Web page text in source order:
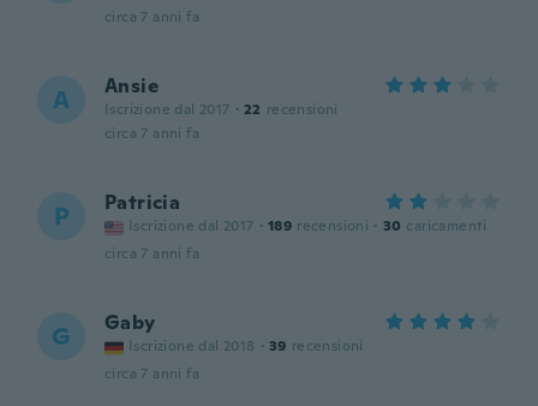
circa 7 anni fa
A Ansie
Iscrizione dal 2017 · 22 recensioni
circa 7 anni fa
P Patricia
Iscrizione dal 2017 · 189 recensioni · 30 caricamenti
circa 7 anni fa
G Gaby
Iscrizione dal 2018 · 39 recensioni
circa 7 anni fa